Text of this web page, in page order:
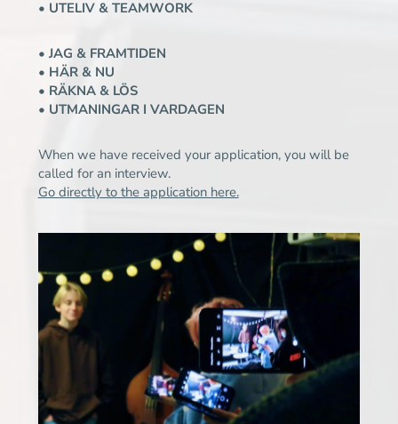
• UTELIV & TEAMWORK
• JAG & FRAMTIDEN
• HÄR & NU
• RÄKNA & LÖS
• UTMANINGAR I VARDAGEN
When we have received your application, you will be
called for an interview.
Go directly to the application here.